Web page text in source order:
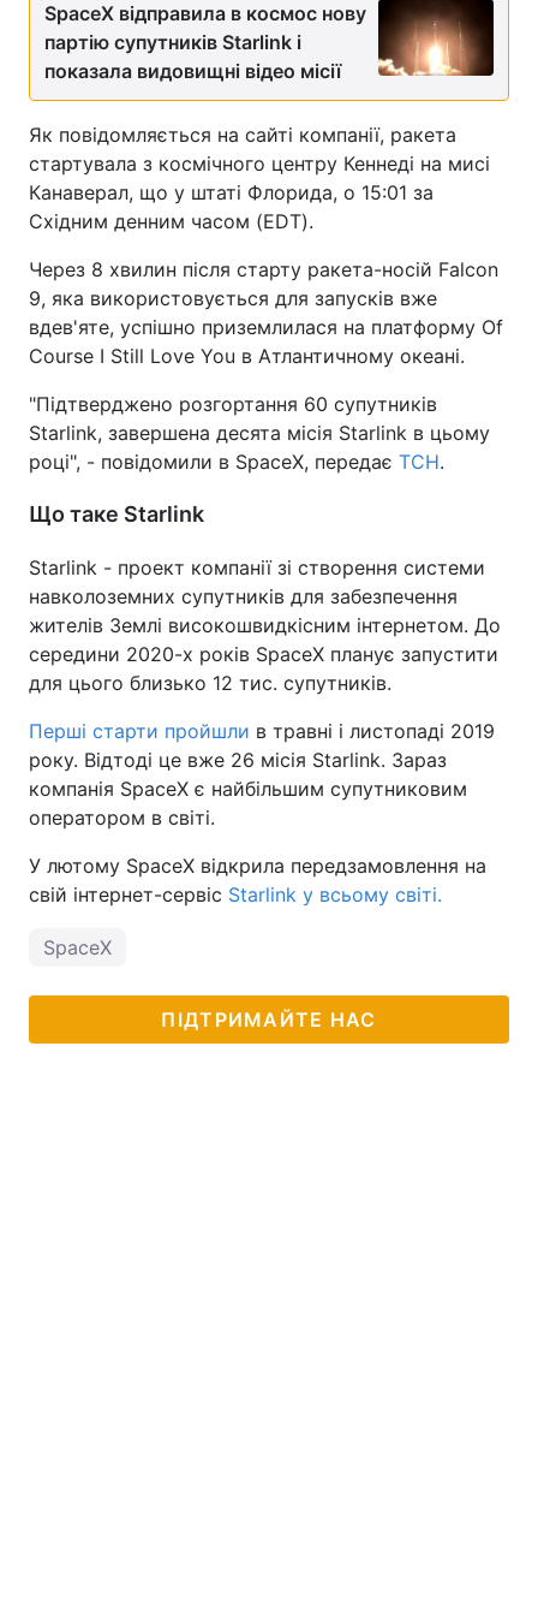
SpaceX відправила в космос нову
партію супутників Starlink і
показала видовищні відео місії
Як повідомляється на сайті компанії, ракета
стартувала з космічного центру Кеннеді на мисі
Канаверал, що у штаті Флорида, о 15:01 за
Східним денним часом (EDT).
Через 8 хвилин після старту ракета-носій Falcon
9, яка використовується для запусків вже
вдев'яте, успішно приземлилася на платформу Of
Course I Still Love You в Атлантичному океані.
"Підтверджено розгортання 60 супутників
Starlink, завершена десята місія Starlink в цьому
році", - повідомили в SpaceX, передає ТСН.
Що таке Starlink
Starlink - проект компанії зі створення системи
навколоземних супутників для забезпечення
жителів Землі високошвидкісним інтернетом. До
середини 2020-х років SpaceX планує запустити
для цього близько 12 тис. супутників.
Перші старти пройшли в травні і листопаді 2019
року. Відтоді це вже 26 місія Starlink. Зараз
компанія SpaceX є найбільшим супутниковим
оператором в світі.
У лютому SpaceX відкрила передзамовлення на
свій інтернет-сервіс Starlink у всьому світі.
SpaceX
ПІДТРИМАЙТЕ НАС